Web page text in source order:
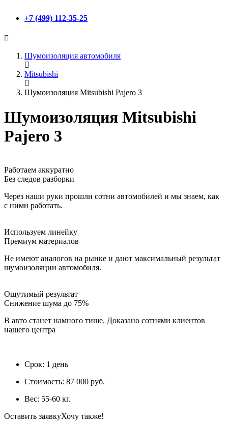
+7 (499) 112-35-25
Шумоизоляция автомобиля
Mitsubishi
Шумоизоляция Mitsubishi Pajero 3
Шумоизоляция Mitsubishi
Pajero 3
Работаем аккуратно
Без следов разборки
Через наши руки прошли сотни автомобилей и мы знаем, как
с ними работать.
Используем линейку
Премиум материалов
Не имеют аналогов на рынке и дают максимальный результат
шумоизоляции автомобиля.
Ощутимый результат
Снижение шума до 75%
В авто станет намного тише. Доказано сотнями клиентов
нашего центра
Срок: 1 день
Стоимость: 87 000 руб.
Вес: 55-60 кг.
Оставить заявкуХочу также!